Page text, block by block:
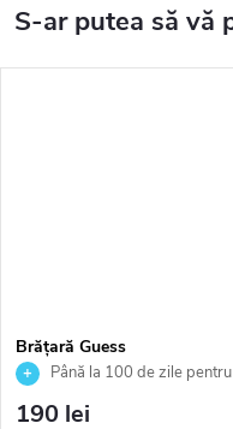
Brățară Guess
JUBB04156JWYGT
Până la 100 de zile pentru
returnarea bunurilor. Vânzător
190 lei